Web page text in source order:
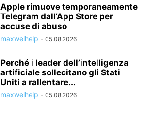
Apple rimuove temporaneamente
Telegram dall’App Store per
accuse di abuso
maxwelhelp - 05.08.2026
Perché i leader dell’intelligenza
artificiale sollecitano gli Stati
Uniti a rallentare...
maxwelhelp - 05.08.2026